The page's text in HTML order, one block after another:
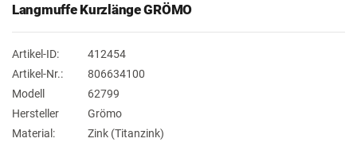
Langmuffe Kurzlänge GRÖMO
Artikel-ID:
412454
Artikel-Nr.:
806634100
Modell
62799
Hersteller
Grömo
Material:
Zink (Titanzink)